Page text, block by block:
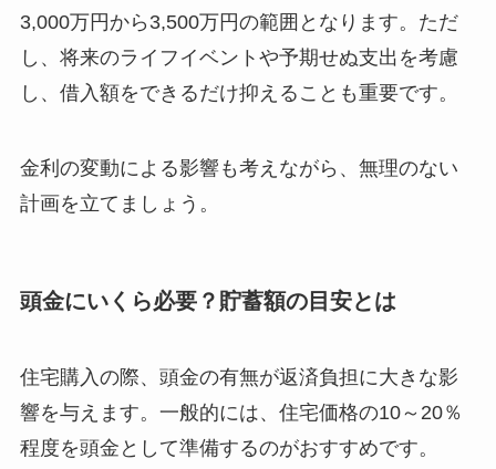
3,000万円から3,500万円の範囲となります。ただ
し、将来のライフイベントや予期せぬ支出を考慮
し、借入額をできるだけ抑えることも重要です。
金利の変動による影響も考えながら、無理のない
計画を立てましょう。
頭金にいくら必要？貯蓄額の目安とは
住宅購入の際、頭金の有無が返済負担に大きな影
響を与えます。一般的には、住宅価格の10～20％
程度を頭金として準備するのがおすすめです。